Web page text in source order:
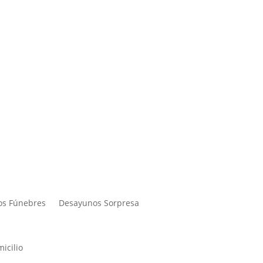
Fúnebres Desayunos Sorpresa